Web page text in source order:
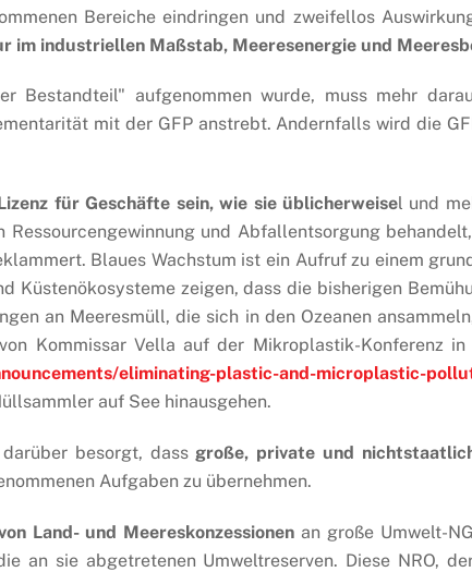
Bereiche eindringen und zweifellos
im industriellen Maßstab, Meeresenergie und
Bestandteil" aufgenommen wurde, muss mehr
mit der GFP anstrebt. Andernfalls wird die
für Geschäfte sein, wie sie üblicherweisel und
und Abfallentsorgung
Blaues Wachstum ist ein Aufruf zu einem
Küstenökosysteme zeigen, dass die bisherigen
an Meeresmüll, die sich in den Ozeanen
Kommissar Vella auf der Mikroplastik-Konferenz
eliminating-plastic-and-microplastic-
auf See hinausgehen.
besorgt, dass große, private und
Aufgaben zu übernehmen.
Land- und Meereskonzessionen an große Umwelt-
an sie abgetretenen Umweltreserven. Diese NRO,